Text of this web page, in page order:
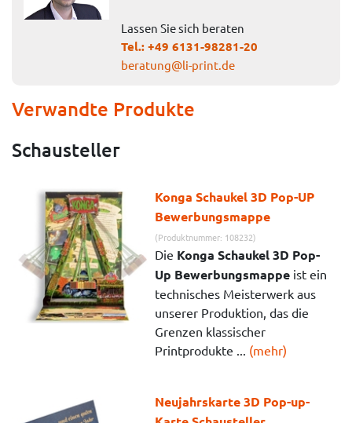
Lassen Sie sich beraten
Tel.:+49 6131-98281-20
beratung@li-print.de
Verwandte Produkte
Schausteller
Konga Schaukel 3D Pop-UP
Bewerbungsmappe
(Produktnummer: 108232)
Die Konga Schaukel 3D Pop-
Up Bewerbungsmappe ist ein
technisches Meisterwerk aus
unserer Produktion, das die
Grenzen klassischer
Printprodukte ... (mehr)
Neujahrskarte 3D Pop-up-